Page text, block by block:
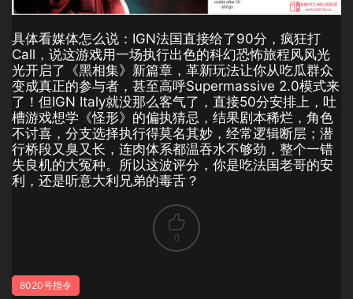
具体看媒体怎么说：IGN法国直接给了90分，疯狂打
Call，说这游戏用一场执行出色的科幻恐怖旅程风风光
光开启了《黑相集》新篇章，革新玩法让你从吃瓜群众
变成真正的参与者，甚至高呼Supermassive 2.0模式来
了！但IGN Italy就没那么客气了，直接50分安排上，吐
槽游戏想学《怪形》的偏执猜忌，结果剧本稀烂，角色
不讨喜，分支选择执行得莫名其妙，经常逻辑断层；潜
行桥段又臭又长，连肉体系都温吞水不够劲，整个一错
失良机的大冤种。所以这波评分，你是吃法国老哥的安
利，还是听意大利兄弟的毒舌？
0
8020号指令